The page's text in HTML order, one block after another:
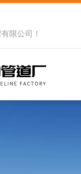
限公司 ！